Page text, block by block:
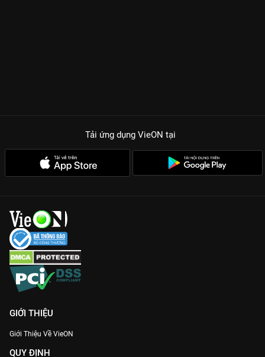
Tải ứng dụng VieON tại
GIỚI THIỆU
Giới Thiệu Về VieON
QUY ĐỊNH